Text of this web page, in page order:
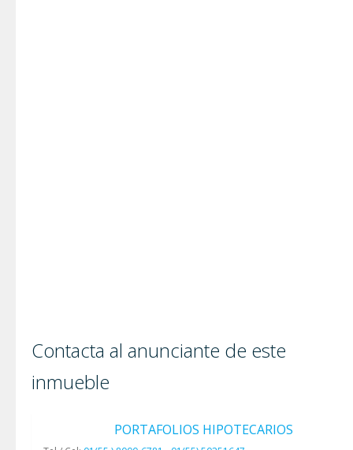
Contacta al anunciante de este
inmueble
PORTAFOLIOS HIPOTECARIOS